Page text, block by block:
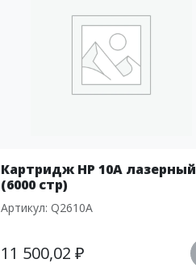
Картридж HP 10A лазерный
(6000 стр)
Артикул: Q2610A
11 500,02 ₽